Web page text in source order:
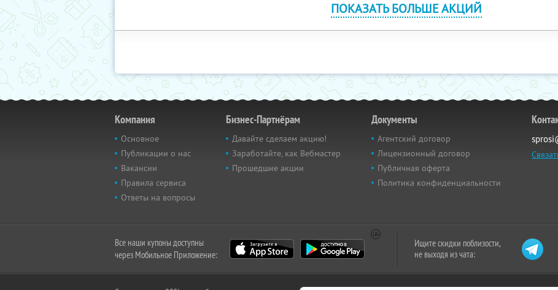
ПОКАЗАТЬ БОЛЬШЕ АКЦИЙ
Компания
Основное
Публикации о нас
Вакансии
Правила сервиса
Ответы на вопросы
Бизнес-Партнёрам
Давайте сделаем акцию!
Заработайте, как Вебмастер
Прошедшие акции
Документы
Агентский договор
Лицензионный договор
Публичная оферта
Политика конфиденциальности
Все наши купоны доступны
через Мобильное Приложение:
Ищите скидки поблизости,
не выходя из чата: